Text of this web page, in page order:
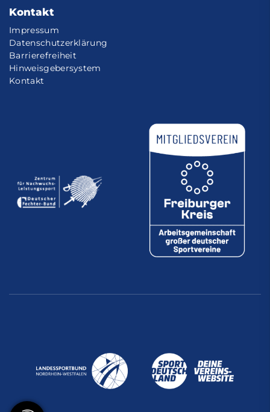
Kontakt
Impressum
Datenschutzerklärung
Barrierefreiheit
Hinweisgebersystem
Kontakt